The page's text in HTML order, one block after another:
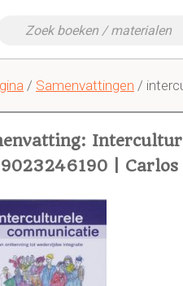
/ Samenvattingen /
| Carlos